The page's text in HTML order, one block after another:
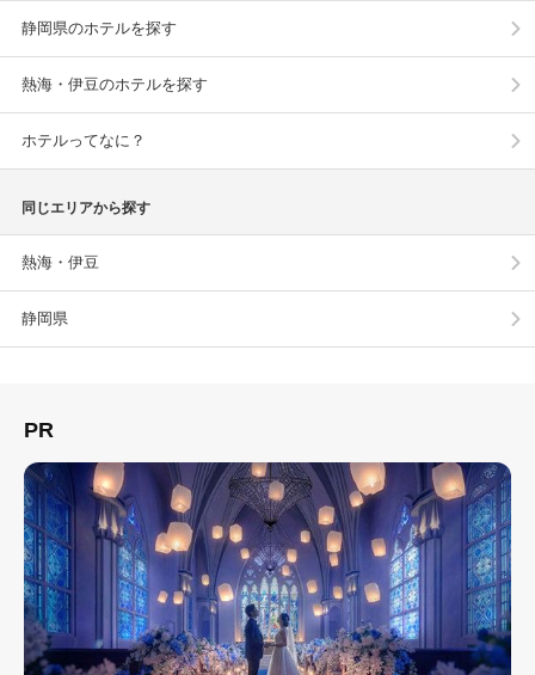
静岡県のホテルを探す
熱海・伊豆のホテルを探す
ホテルってなに？
同じエリアから探す
熱海・伊豆
静岡県
PR